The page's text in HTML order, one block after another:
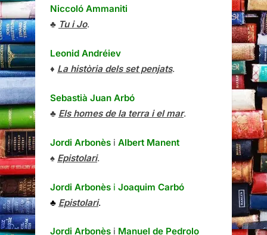
Niccoló Ammaniti
♣ Tu i Jo.
Leonid Andréiev
♦ La història dels set penjats.
Sebastià Juan Arbó
♣ Els homes de la terra i el mar.
Jordi Arbonès i Albert Manent
♠ Epistolari.
Jordi Arbonès i Joaquim Carbó
♣ Epistolari.
Jordi Arbonès i Manuel de Pedrolo